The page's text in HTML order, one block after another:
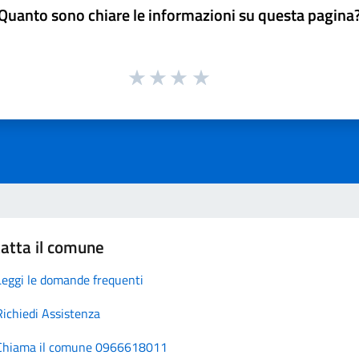
sono chiare le informazioni su questa
il comune
le domande frequenti
Assistenza
il comune 0966618011